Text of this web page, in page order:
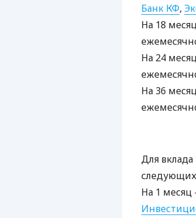
Банк КФ,
На 18
На 24
На 36
Для вклада
следующих
На 1 месяц